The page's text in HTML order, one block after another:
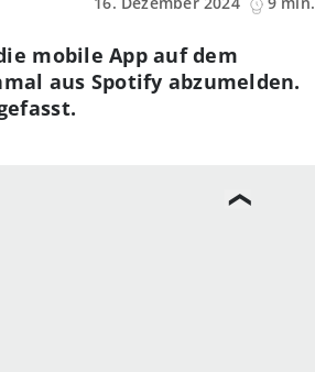
mobile App auf dem
aus Spotify abzumelden.